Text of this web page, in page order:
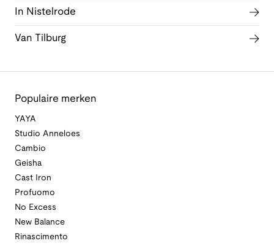
In Nistelrode
Van Tilburg
Populaire merken
YAYA
Studio Anneloes
Cambio
Geisha
Cast Iron
Profuomo
No Excess
New Balance
Rinascimento